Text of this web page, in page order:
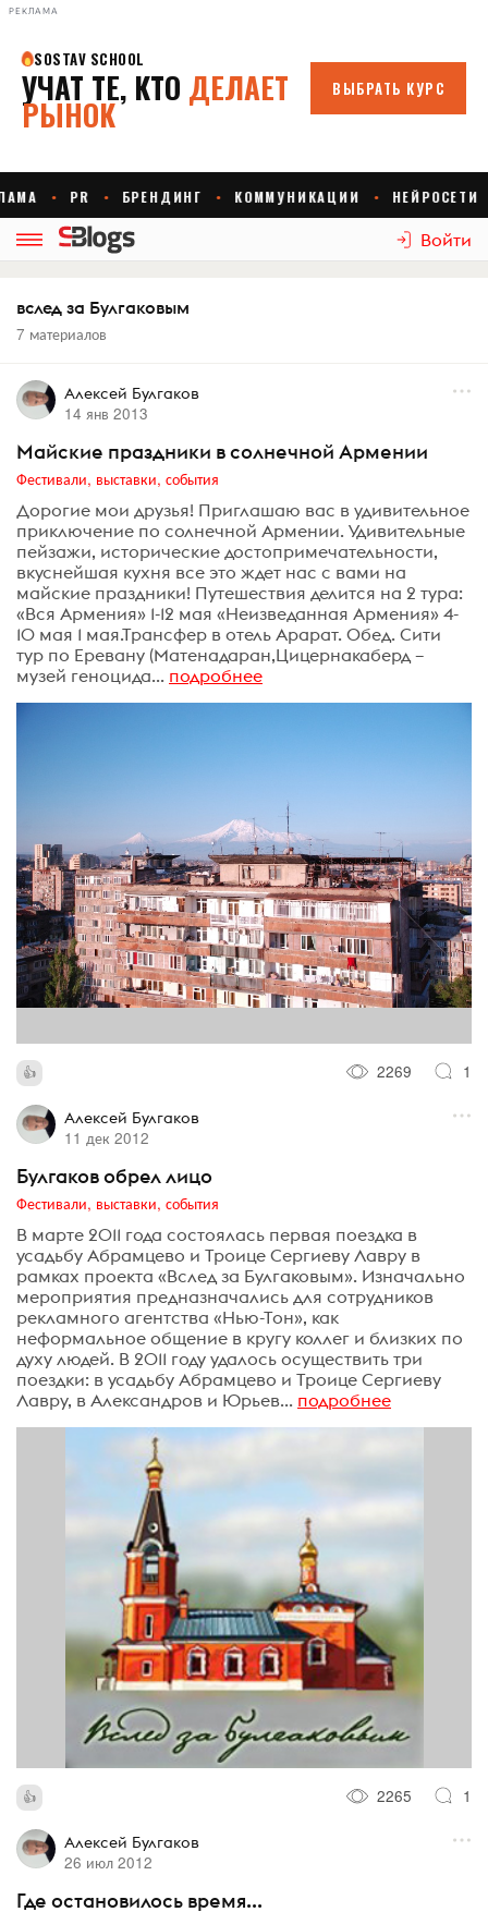
РЕКЛАМА
Войти
вслед за Булгаковым
7 материалов
Алексей Булгаков
14 янв 2013
Майские праздники в солнечной Армении
Фестивали, выставки, события
Дорогие мои друзья! Приглашаю вас в удивительное
приключение по солнечной Армении. Удивительные
пейзажи, исторические достопримечательности,
вкуснейшая кухня все это ждет нас с вами на
майские праздники! Путешествия делится на 2 тура:
«Вся Армения» 1-12 мая «Неизведанная Армения» 4-
10 мая 1 мая.Трансфер в отель Арарат. Обед. Сити
тур по Еревану (Матенадаран,Цицернакаберд –
музей геноцида... подробнее
2269 1
Алексей Булгаков
11 дек 2012
Булгаков обрел лицо
Фестивали, выставки, события
В марте 2011 года состоялась первая поездка в
усадьбу Абрамцево и Троице Сергиеву Лавру в
рамках проекта «Вслед за Булгаковым». Изначально
мероприятия предназначались для сотрудников
рекламного агентства «Нью-Тон», как
неформальное общение в кругу коллег и близких по
духу людей. В 2011 году удалось осуществить три
поездки: в усадьбу Абрамцево и Троице Сергиеву
Лавру, в Александров и Юрьев... подробнее
2265 1
Алексей Булгаков
26 июл 2012
Где остановилось время...